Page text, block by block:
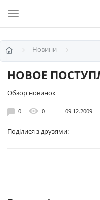
Новини
НОВОЕ
Обзор новинок
0 0 09.12.2009
Поділися з друзями: